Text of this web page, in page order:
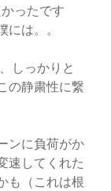
ったです
は。。
しっかりと
の静粛性に繋
ンに負荷がか
速してくれた
も（これは根